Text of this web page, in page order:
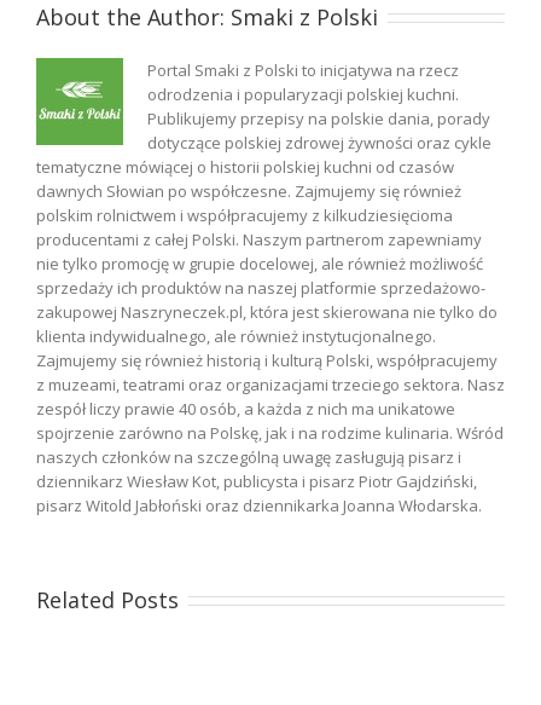
About the Author: Smaki z Polski
Portal Smaki z Polski to inicjatywa na rzecz
odrodzenia i popularyzacji polskiej kuchni.
Publikujemy przepisy na polskie dania, porady
dotyczące polskiej zdrowej żywności oraz cykle
tematyczne mówiącej o historii polskiej kuchni od czasów
dawnych Słowian po współczesne. Zajmujemy się również
polskim rolnictwem i współpracujemy z kilkudziesięcioma
producentami z całej Polski. Naszym partnerom zapewniamy
nie tylko promocję w grupie docelowej, ale również możliwość
sprzedaży ich produktów na naszej platformie sprzedażowo-
zakupowej Naszryneczek.pl, która jest skierowana nie tylko do
klienta indywidualnego, ale również instytucjonalnego.
Zajmujemy się również historią i kulturą Polski, współpracujemy
z muzeami, teatrami oraz organizacjami trzeciego sektora. Nasz
zespół liczy prawie 40 osób, a każda z nich ma unikatowe
spojrzenie zarówno na Polskę, jak i na rodzime kulinaria. Wśród
naszych członków na szczególną uwagę zasługują pisarz i
dziennikarz Wiesław Kot, publicysta i pisarz Piotr Gajdziński,
pisarz Witold Jabłoński oraz dziennikarka Joanna Włodarska.
Related Posts